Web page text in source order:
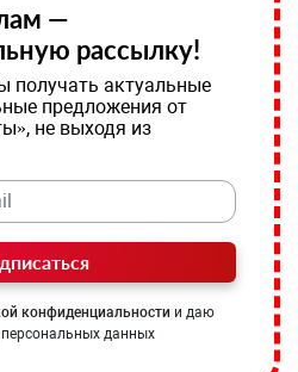
—
рассылку!
получать актуальные
предложения от
не выходя из
конфиденциальности и даю
персональных данных